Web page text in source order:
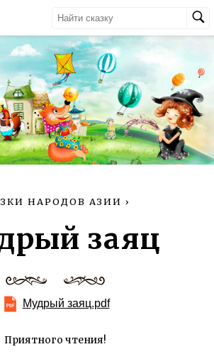
НАРОДОВ АЗИИ ›
заяц
Мудрый заяц.pdf
Приятного чтения!